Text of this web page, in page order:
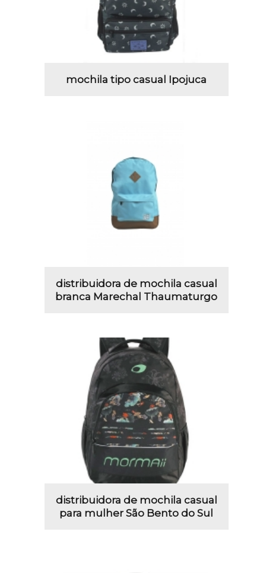
mochila tipo casual Ipojuca
distribuidora de mochila casual
branca Marechal Thaumaturgo
distribuidora de mochila casual
para mulher São Bento do Sul